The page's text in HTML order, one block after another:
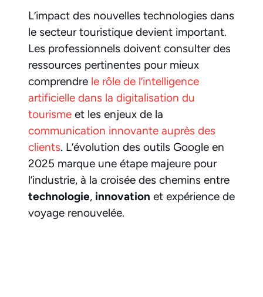
L’impact des nouvelles technologies dans
le secteur touristique devient important.
Les professionnels doivent consulter des
ressources pertinentes pour mieux
comprendre le rôle de l’intelligence
artificielle dans la digitalisation du
tourisme et les enjeux de la
communication innovante auprès des
clients. L’évolution des outils Google en
2025 marque une étape majeure pour
l’industrie, à la croisée des chemins entre
technologie, innovation et expérience de
voyage renouvelée.